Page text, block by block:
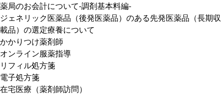
薬局のお会計について-調剤基本料編-
ジェネリック医薬品（後発医薬品）のある先発医薬品（長期収
載品）の選定療養について
かかりつけ薬剤師
オンライン服薬指導
リフィル処方箋
電子処方箋
在宅医療（薬剤師訪問）